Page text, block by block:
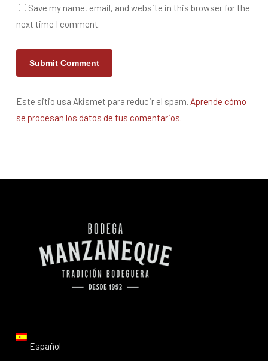
Save my name, email, and website in this browser for the
next time I comment.
Este sitio usa Akismet para reducir el spam. Aprende cómo
se procesan los datos de tus comentarios.
Español